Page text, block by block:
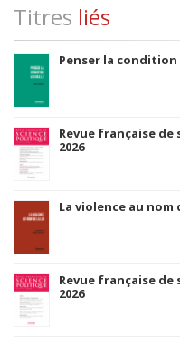
Titres liés
Penser la condition
Revue française
2026
La violence au nom
Revue française
2026